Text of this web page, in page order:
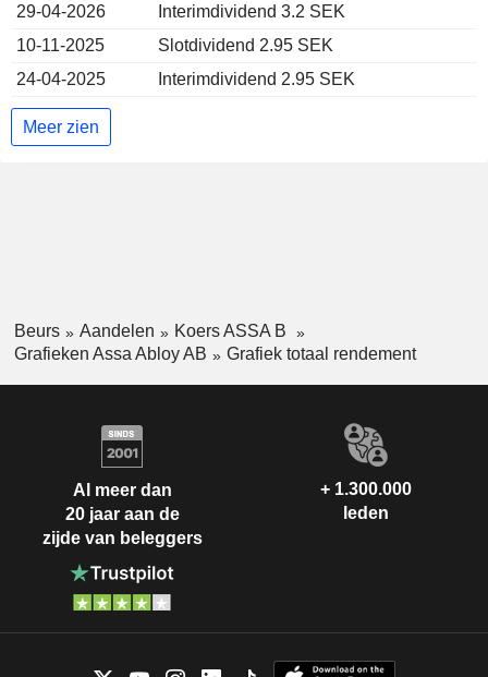
29-04-2026
Interimdividend 3.2 SEK
10-11-2025
Slotdividend 2.95 SEK
24-04-2025
Interimdividend 2.95 SEK
Meer zien
Beurs Aandelen
Koers ASSA B
Grafieken Assa Abloy AB
Grafiek totaal rendement
Al meer dan
20 jaar aan de
zijde van beleggers
+ 1.300.000
leden